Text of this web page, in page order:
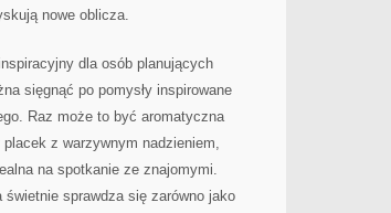
nowe oblicza.
dla osób planujących
sięgnąć po pomysły inspirowane
Raz może to być aromatyczna
z warzywnym nadzieniem,
na spotkanie ze znajomymi.
sprawdza się zarówno jako